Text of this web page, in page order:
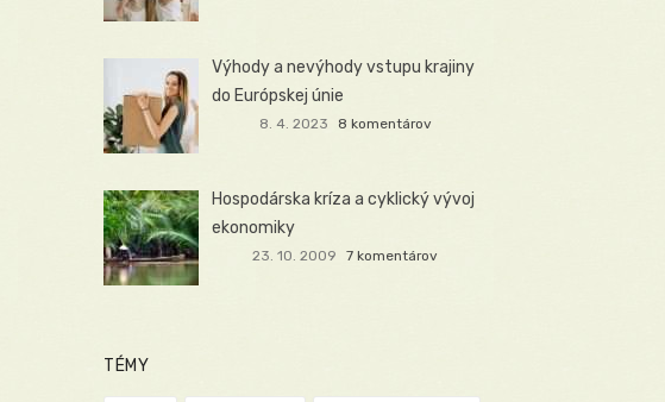
Výhody a nevýhody vstupu krajiny
do Európskej únie
8. 4. 2023 8 komentárov
Hospodárska kríza a cyklický vývoj
ekonomiky
23. 10. 2009 7 komentárov
TÉMY